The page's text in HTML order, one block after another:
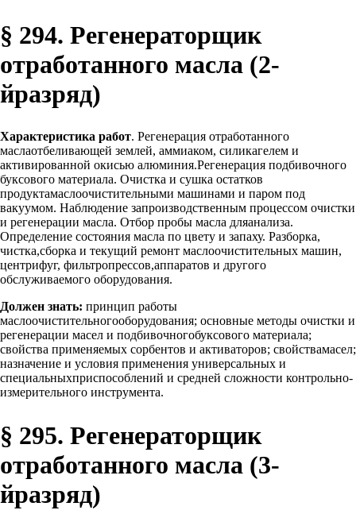
§ 294. Регенераторщик
отработанного масла (2-
йразряд)
Характеристика работ. Регенерация отработанного
маслаотбеливающей землей, аммиаком, силикагелем и
активированной окисью алюминия.Регенерация подбивочного
буксового материала. Очистка и сушка остатков
продуктамаслоочистительными машинами и паром под
вакуумом. Наблюдение запроизводственным процессом очистки
и регенерации масла. Отбор пробы масла дляанализа.
Определение состояния масла по цвету и запаху. Разборка,
чистка,сборка и текущий ремонт маслоочистительных машин,
центрифуг, фильтропрессов,аппаратов и другого
обслуживаемого оборудования.
Должен знать: принцип работы
маслоочистительногооборудования; основные методы очистки и
регенерации масел и подбивочногобуксового материала;
свойства применяемых сорбентов и активаторов; свойствамасел;
назначение и условия применения универсальных и
специальныхприспособлений и средней сложности контрольно-
измерительного инструмента.
§ 295. Регенераторщик
отработанного масла (3-
йразряд)